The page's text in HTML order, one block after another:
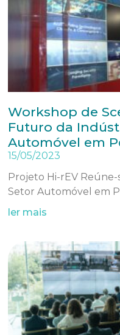
Workshop de
Futuro da
Automóvel em
15/05/2023
Projeto Hi-rEV
Setor Automóvel em
ler mais